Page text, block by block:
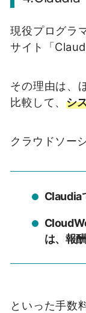
現役プログラ
サイト「
その理由は、
比較して、 シ
クラウドソー
Claudia
は、報
といった手数